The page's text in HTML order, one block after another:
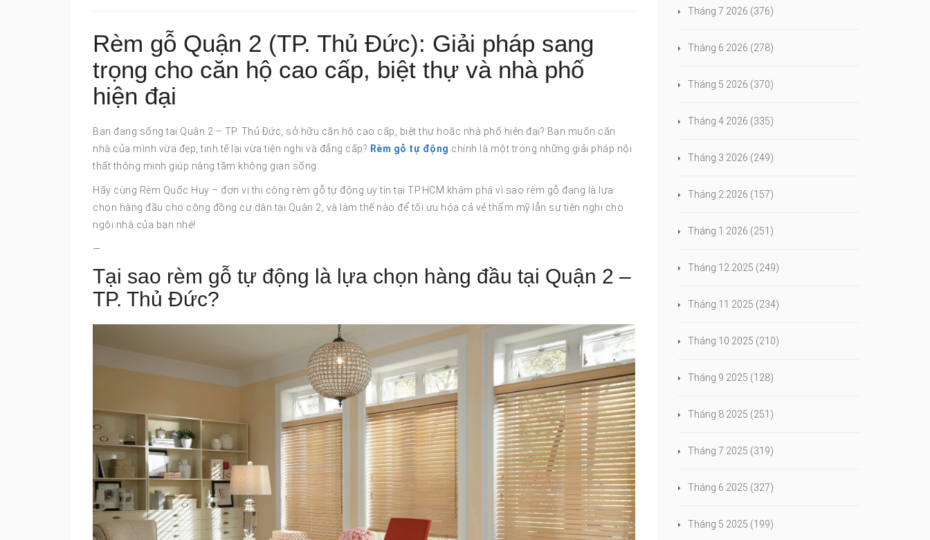
Rèm gỗ Quận 2 (TP. Thủ Đức): Giải pháp sang
trọng cho căn hộ cao cấp, biệt thự và nhà phố
hiện đại
Bạn đang sống tại Quận 2 – TP. Thủ Đức, sở hữu căn hộ cao cấp, biệt thự hoặc nhà phố hiện đại? Bạn muốn căn
nhà của mình vừa đẹp, tinh tế lại vừa tiện nghi và đẳng cấp? Rèm gỗ tự động chính là một trong những giải pháp nội
thất thông minh giúp nâng tầm không gian sống.
Hãy cùng Rèm Quốc Huy – đơn vị thi công rèm gỗ tự động uy tín tại TP.HCM khám phá vì sao rèm gỗ đang là lựa
chọn hàng đầu cho cộng đồng cư dân tại Quận 2, và làm thế nào để tối ưu hóa cả vẻ thẩm mỹ lẫn sự tiện nghi cho
ngôi nhà của bạn nhé!
—
Tại sao rèm gỗ tự động là lựa chọn hàng đầu tại Quận 2 –
TP. Thủ Đức?
Tháng 7 2026 (376)
Tháng 6 2026 (278)
Tháng 5 2026 (370)
Tháng 4 2026 (335)
Tháng 3 2026 (249)
Tháng 2 2026 (157)
Tháng 1 2026 (251)
Tháng 12 2025 (249)
Tháng 11 2025 (234)
Tháng 10 2025 (210)
Tháng 9 2025 (128)
Tháng 8 2025 (251)
Tháng 7 2025 (319)
Tháng 6 2025 (327)
Tháng 5 2025 (199)